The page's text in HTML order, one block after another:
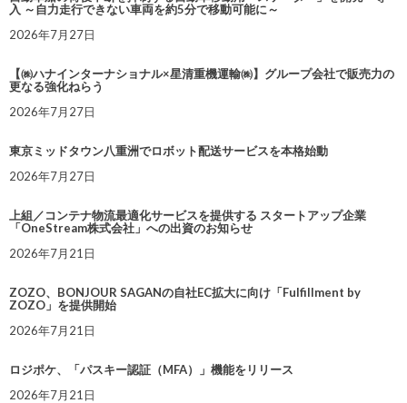
入 ～自力走行できない車両を約5分で移動可能に～
2026年7月27日
【㈱ハナインターナショナル×星清重機運輸㈱】グループ会社で販売力の
更なる強化ねらう
2026年7月27日
東京ミッドタウン八重洲でロボット配送サービスを本格始動
2026年7月27日
上組／コンテナ物流最適化サービスを提供する スタートアップ企業
「OneStream株式会社」への出資のお知らせ
2026年7月21日
ZOZO、BONJOUR SAGANの自社EC拡大に向け「Fulfillment by
ZOZO」を提供開始
2026年7月21日
ロジポケ、「パスキー認証（MFA）」機能をリリース
2026年7月21日